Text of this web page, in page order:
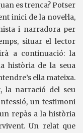
es trenca? Potser
inici de la novel·la,
i narradora per
situar el lector
a continuació: la
història de la seua
ella mateixa.
la narració del seu
un testimoni
repàs a la història
Un relat que